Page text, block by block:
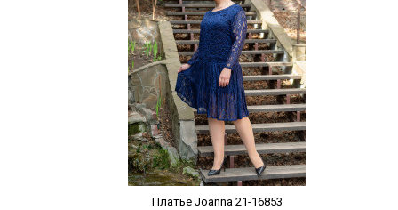
Платье Joanna 21-16853